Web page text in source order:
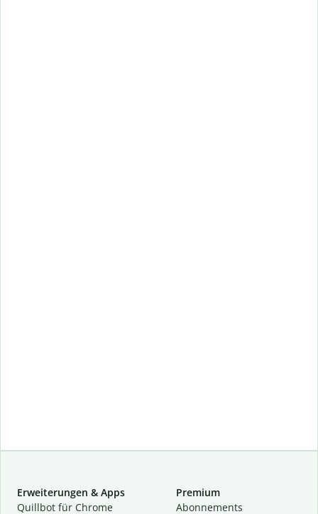
Erweiterungen & Apps
Quillbot für Chrome
Premium
Abon­ne­ments